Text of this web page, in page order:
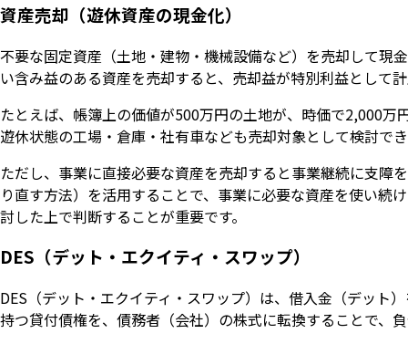
資産売却（遊休資産の現金化）
不要な固定資産（土地・建物・機械設備など）を売却して現
い含み益のある資産を売却すると、売却益が特別利益として
たとえば、帳簿上の価値が500万円の土地が、時価で2,000
遊休状態の工場・倉庫・社有車なども売却対象として検討で
ただし、事業に直接必要な資産を売却すると事業継続に支障
り直す方法）を活用することで、事業に必要な資産を使い続
討した上で判断することが重要です。
DES（デット・エクイティ・スワップ）
DES（デット・エクイティ・スワップ）は、借入金（デット
持つ貸付債権を、債務者（会社）の株式に転換することで、